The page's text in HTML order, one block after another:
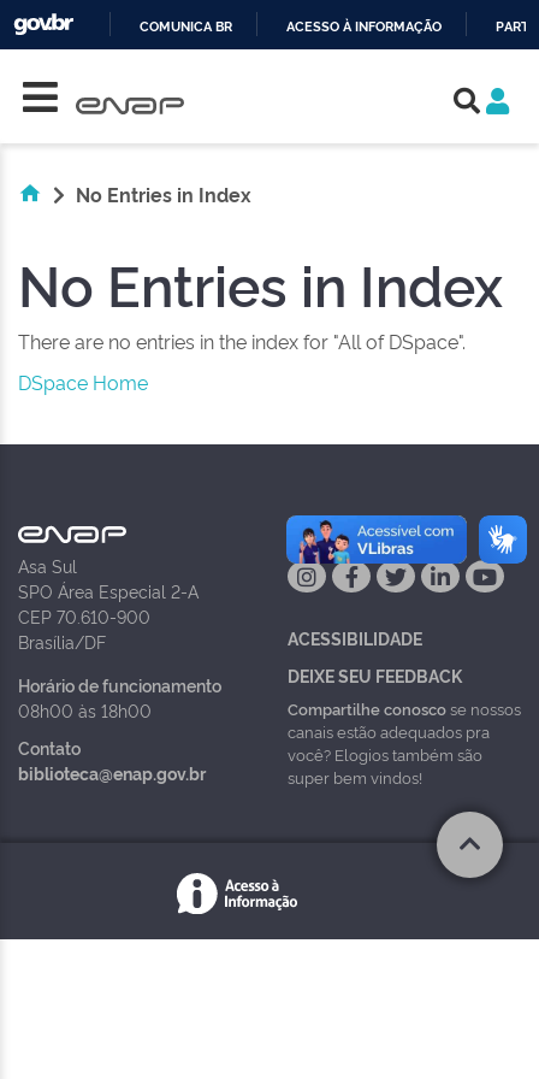
COMUNICA BR ACESSO À INFORMAÇÃO
No Entries in Index
No Entries in Index
There are no entries in the index for "All of DSpace".
DSpace Home
Asa Sul
SPO Área Especial 2-A
CEP 70.610-900
Brasília/DF
Horário de funcionamento
08h00 às 18h00
Contato
biblioteca@enap.gov.br
NAS REDES
ACESSIBILIDADE
DEIXE SEU FEEDBACK
Compartilhe conoscose nossos
canais estão adequados pra
você? Elogios também são
super bem vindos!